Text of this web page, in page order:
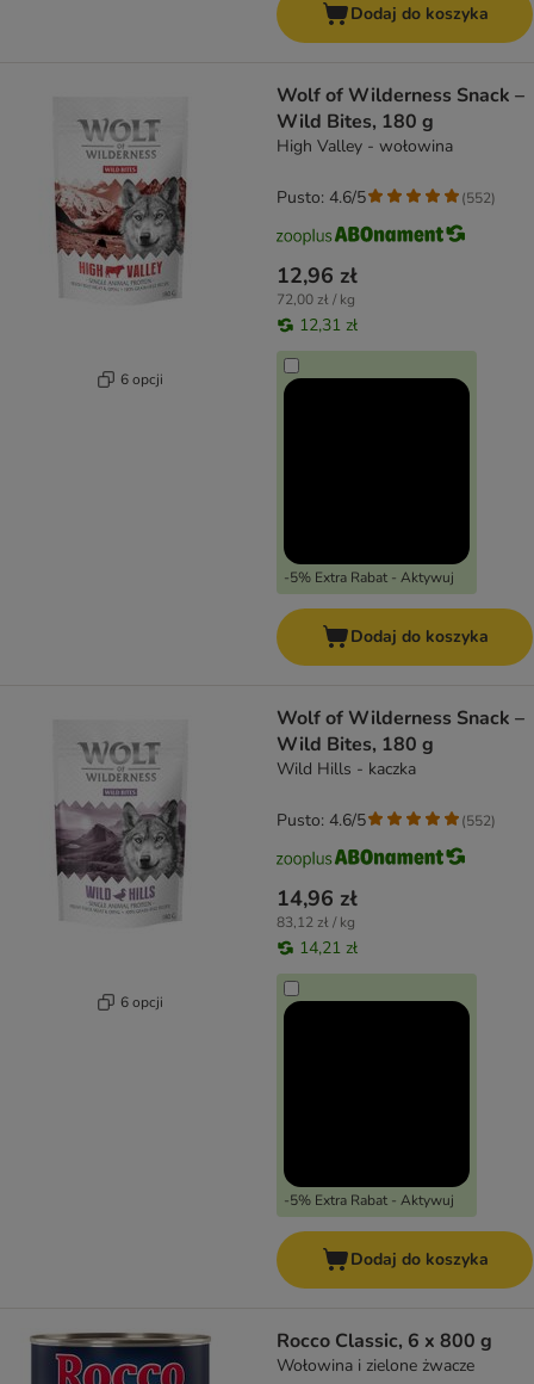
Dodaj do koszyka
6 opcji
Wolf of Wilderness Snack –
Wild Bites, 180 g
High Valley - wołowina
12,96 zł
72,00 zł / kg
12,31 zł
-5% Extra Rabat - Aktywuj
Pusto: 4.6/5 (552)
Dodaj do koszyka
6 opcji
Wolf of Wilderness Snack –
Wild Bites, 180 g
Wild Hills - kaczka
14,96 zł
83,12 zł / kg
14,21 zł
-5% Extra Rabat - Aktywuj
Pusto: 4.6/5 (552)
Dodaj do koszyka
Rocco Classic, 6 x 800 g
Wołowina i zielone żwacze